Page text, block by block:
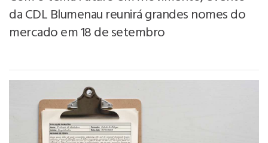
da CDL Blumenau reunirá grandes nomes do
mercado em 18 de setembro